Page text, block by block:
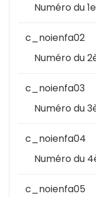
Numéro du
c_noienfa02
Numéro du
c_noienfa03
Numéro du
c_noienfa04
Numéro du
c_noienfa05